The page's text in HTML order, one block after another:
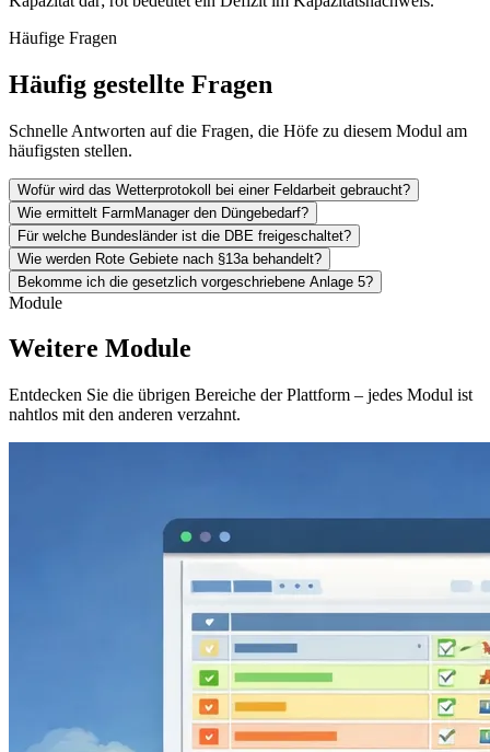
Häufige Fragen
Häufig gestellte Fragen
Schnelle Antworten auf die Fragen, die Höfe zu diesem Modul am
häufigsten stellen.
Wofür wird das Wetterprotokoll bei einer Feldarbeit gebraucht?
Wie ermittelt FarmManager den Düngebedarf?
Für welche Bundesländer ist die DBE freigeschaltet?
Wie werden Rote Gebiete nach §13a behandelt?
Bekomme ich die gesetzlich vorgeschriebene Anlage 5?
Module
Weitere Module
Entdecken Sie die übrigen Bereiche der Plattform – jedes Modul ist
nahtlos mit den anderen verzahnt.